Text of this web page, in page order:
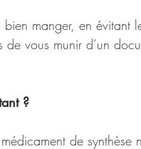
manger, en évitant
vous munir d’un
?
de synthèse